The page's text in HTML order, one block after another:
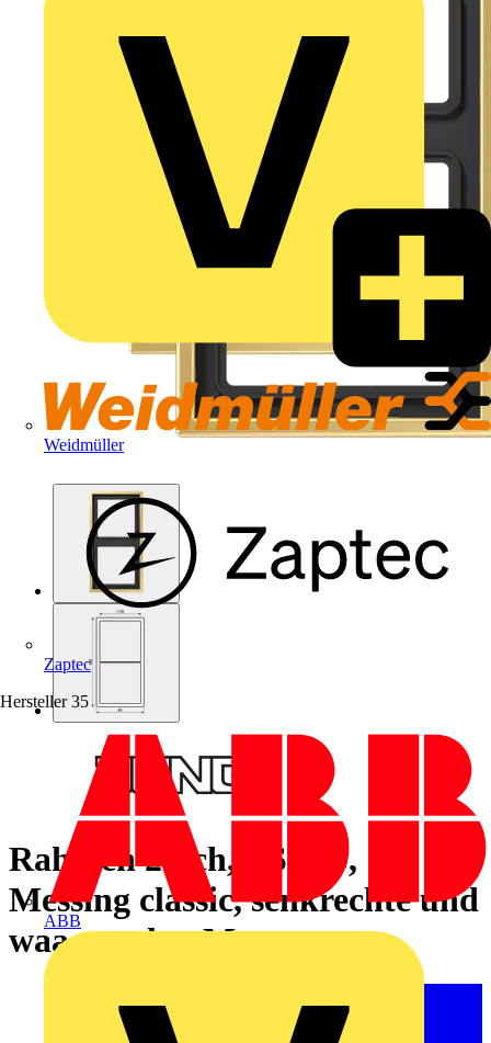
Weidmüller
Zaptec
Hersteller 35
ABB
Rahmen 2fach, LS 990,
Messing classic, senkrechte und
waagerechte Montage